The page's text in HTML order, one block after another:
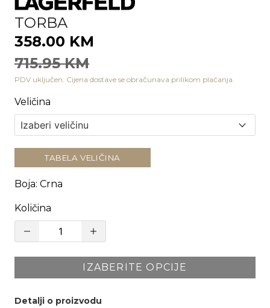
TORBA
358.00 KM
715.95 KM
PDV uključen. Cijena dostave se obračunava prilikom plaćanja.
Veličina
TABELA VELIČINA
Boja: Crna
Količina
IZABERITE OPCIJE
Detalji o proizvodu